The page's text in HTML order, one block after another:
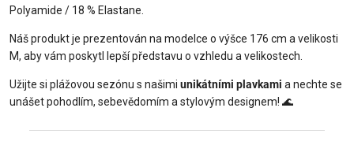
Polyamide / 18 % Elastane.
Náš produkt je prezentován na modelce o výšce 176 cm a velikosti
M, aby vám poskytl lepší představu o vzhledu a velikostech.
Užijte si plážovou sezónu s našimi unikátními plavkami a nechte se
unášet pohodlím, sebevědomím a stylovým designem! 🌊